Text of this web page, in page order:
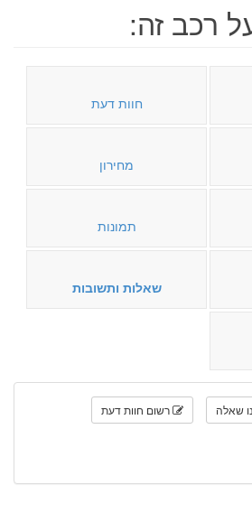
רכב זה:
חוות דעת
מחירון
תמונות
שאלות ותשובות
שאלה רשום חוות דעת